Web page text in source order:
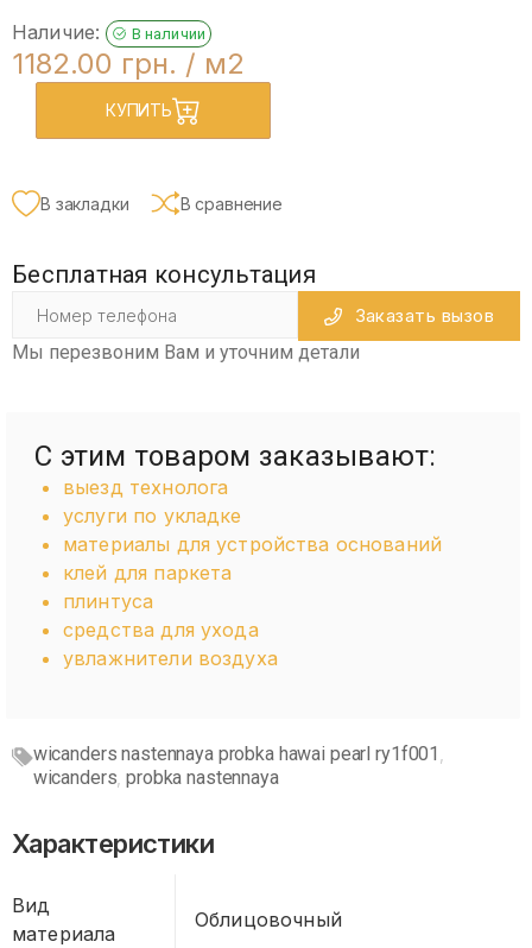
Наличие: В наличии
1182.00 грн. / м2
КУПИТЬ
В закладки В сравнение
Бесплатная консультация
Заказать вызов
Мы перезвоним Вам и уточним детали
С этим товаром заказывают:
выезд технолога
услуги по укладке
материалы для устройства оснований
клей для паркета
плинтуса
средства для ухода
увлажнители воздуха
wicanders nastennaya probka hawai pearl ry1f001
wicanders ,probka nastennaya
Характеристики
Вид
материала
Облицовочный